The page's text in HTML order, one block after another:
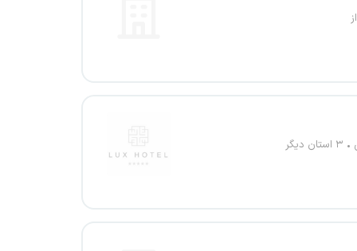
۳ استان دیگر